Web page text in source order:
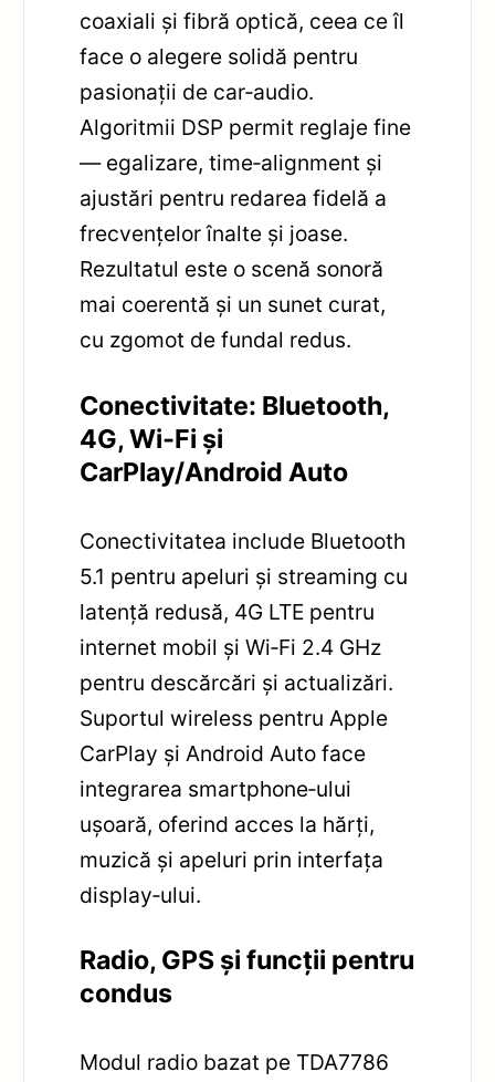
coaxiali și fibră optică, ceea ce îl
face o alegere solidă pentru
pasionații de car‑audio.
Algoritmii DSP permit reglaje fine
— egalizare, time‑alignment și
ajustări pentru redarea fidelă a
frecvențelor înalte și joase.
Rezultatul este o scenă sonoră
mai coerentă și un sunet curat,
cu zgomot de fundal redus.
Conectivitate: Bluetooth,
4G, Wi‑Fi și
CarPlay/Android Auto
Conectivitatea include Bluetooth
5.1 pentru apeluri și streaming cu
latență redusă, 4G LTE pentru
internet mobil și Wi‑Fi 2.4 GHz
pentru descărcări și actualizări.
Suportul wireless pentru Apple
CarPlay și Android Auto face
integrarea smartphone‑ului
ușoară, oferind acces la hărți,
muzică și apeluri prin interfața
display‑ului.
Radio, GPS și funcții pentru
condus
Modul radio bazat pe TDA7786